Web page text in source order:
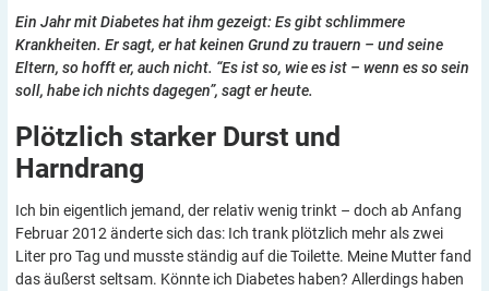
Ein Jahr mit Diabetes hat ihm gezeigt: Es gibt schlimmere
Krankheiten. Er sagt, er hat keinen Grund zu trauern – und seine
Eltern, so hofft er, auch nicht. “Es ist so, wie es ist – wenn es so sein
soll, habe ich nichts dagegen”, sagt er heute.
Plötzlich starker Durst und
Harndrang
Ich bin eigentlich jemand, der relativ wenig trinkt – doch ab Anfang
Februar 2012 änderte sich das: Ich trank plötzlich mehr als zwei
Liter pro Tag und musste ständig auf die Toilette. Meine Mutter fand
das äußerst seltsam. Könnte ich Diabetes haben? Allerdings haben